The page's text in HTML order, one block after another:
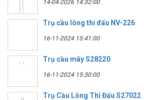
14-04-2026 14:32:00
Trụ cầu lông thi đấu NV-226
16-11-2024 15:41:00
Trụ cầu mây S28220
16-11-2024 15:30:00
Trụ Cầu Lông Thi Đấu S27022